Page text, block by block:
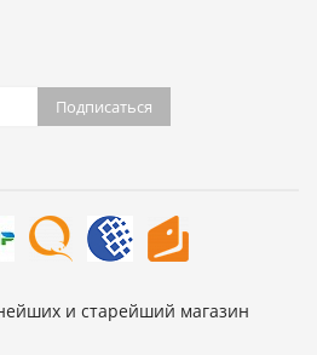
Подписаться
и старейший магазин